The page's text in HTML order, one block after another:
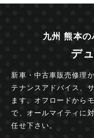
九州 熊本の
デ
新車・中古車販売修理
テナンスアドバイス、
ます。オフロードから
で、オールマイティに
任せ下さい。